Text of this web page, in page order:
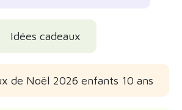
Idées cadeaux
de Noël 2026 enfants 10 ans